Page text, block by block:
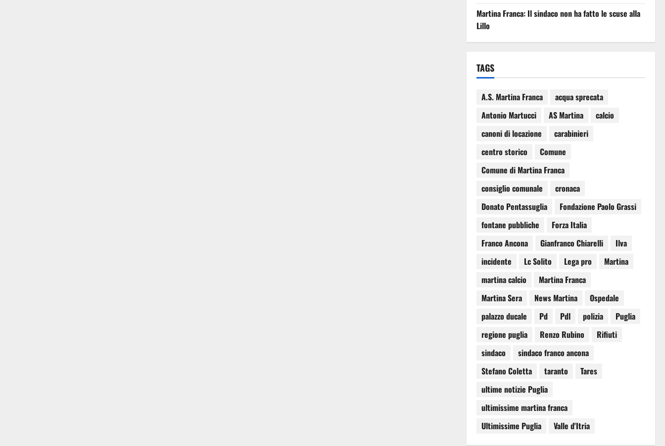
Martina Franca: Il sindaco non ha fatto le scuse alla
Lillo
TAGS
A.S. Martina Franca
acqua sprecata
Antonio Martucci
AS Martina
calcio
canoni di locazione
carabinieri
centro storico
Comune
Comune di Martina Franca
consiglio comunale
cronaca
Donato Pentassuglia
Fondazione Paolo Grassi
fontane pubbliche
Forza Italia
Franco Ancona
Gianfranco Chiarelli
Ilva
incidente
Lc Solito Lega pro
Martina
martina calcio
Martina Franca
Martina Sera
News Martina
Ospedale
palazzo ducale
Pd Pdl polizia
Puglia
regione puglia
Renzo Rubino
Rifiuti
sindaco
sindaco franco ancona
Stefano Coletta
taranto
Tares
ultime notizie Puglia
ultimissime martina franca
Ultimissime Puglia
Valle d'Itria